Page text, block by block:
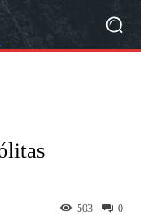
0
503